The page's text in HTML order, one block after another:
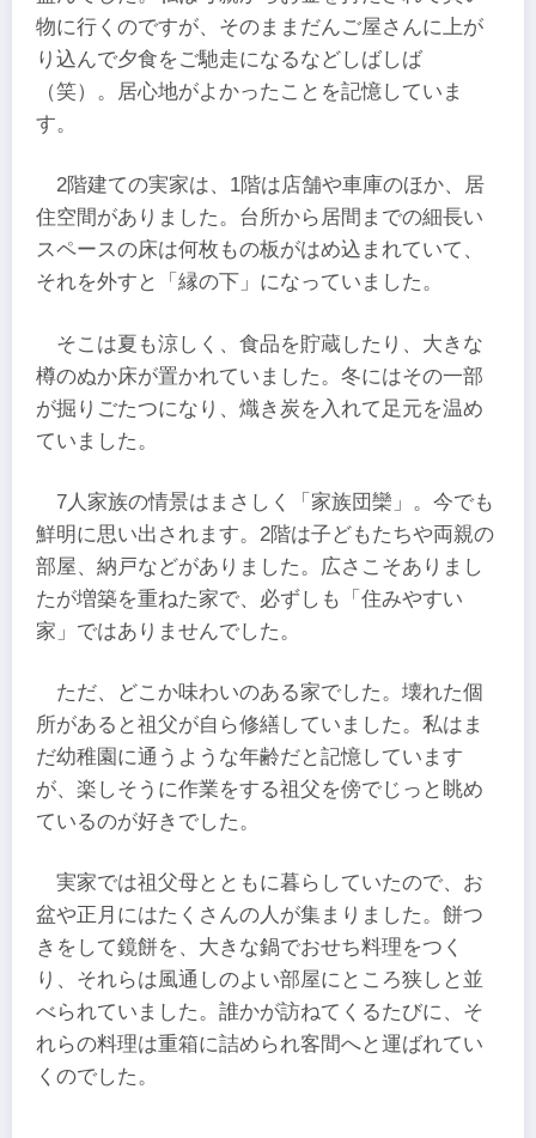
物に行くのですが、そのままだんご屋さんに上が
り込んで夕食をご馳走になるなどしばしば
（笑）。居心地がよかったことを記憶していま
す。
2階建ての実家は、1階は店舗や車庫のほか、居
住空間がありました。台所から居間までの細長い
スペースの床は何枚もの板がはめ込まれていて、
それを外すと「縁の下」になっていました。
そこは夏も涼しく、食品を貯蔵したり、大きな
樽のぬか床が置かれていました。冬にはその一部
が掘りごたつになり、熾き炭を入れて足元を温め
ていました。
7人家族の情景はまさしく「家族団欒」。今でも
鮮明に思い出されます。2階は子どもたちや両親の
部屋、納戸などがありました。広さこそありまし
たが増築を重ねた家で、必ずしも「住みやすい
家」ではありませんでした。
ただ、どこか味わいのある家でした。壊れた個
所があると祖父が自ら修繕していました。私はま
だ幼稚園に通うような年齢だと記憶しています
が、楽しそうに作業をする祖父を傍でじっと眺め
ているのが好きでした。
実家では祖父母とともに暮らしていたので、お
盆や正月にはたくさんの人が集まりました。餅つ
きをして鏡餅を、大きな鍋でおせち料理をつく
り、それらは風通しのよい部屋にところ狭しと並
べられていました。誰かが訪ねてくるたびに、そ
れらの料理は重箱に詰められ客間へと運ばれてい
くのでした。